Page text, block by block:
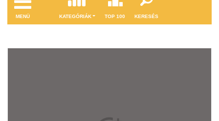
MENÜ KATEGÓRIÁK TOP 100 KERESÉS